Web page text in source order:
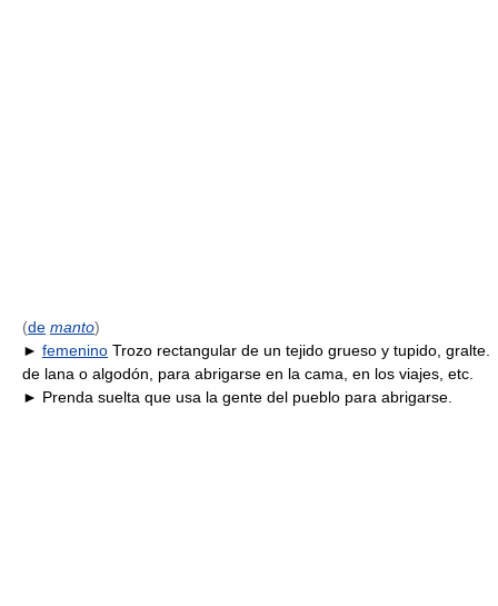
(de manto)
► femenino Trozo rectangular de un tejido grueso y tupido, gralte.
de lana o algodón, para abrigarse en la cama, en los viajes, etc.
► Prenda suelta que usa la gente del pueblo para abrigarse.